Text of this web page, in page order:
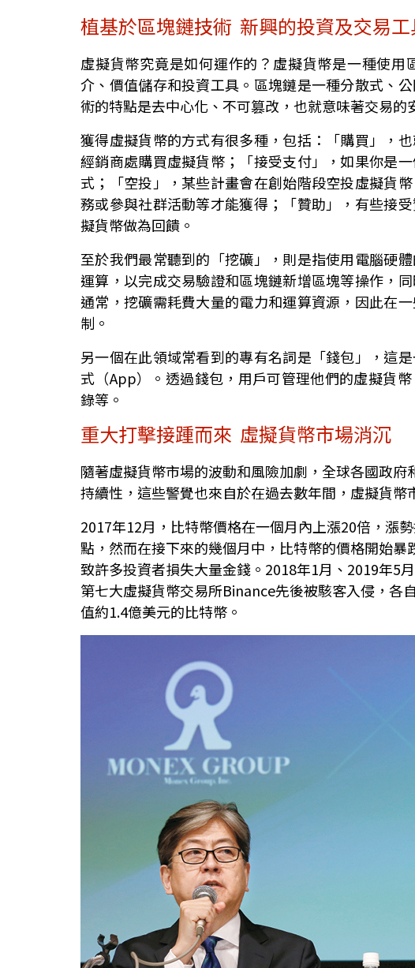
植基於區塊鏈技術 新興的投資及交易
虛擬貨幣究竟是如何運作的？虛擬貨幣是一種使
介、價值儲存和投資工具。區塊鏈是一種分散式、
術的特點是去中心化、不可篡改，也就意味著交易的
獲得虛擬貨幣的方式有很多種，包括：「購買」，
經銷商處購買虛擬貨幣；「接受支付」，如果你是
式；「空投」，某些計畫會在創始階段空投虛擬貨
務或參與社群活動等才能獲得；「贊助」，有些接
擬貨幣做為回饋。
至於我們最常聽到的「挖礦」，則是指使用電腦硬
運算，以完成交易驗證和區塊鏈新增區塊等操作，
通常，挖礦需耗費大量的電力和運算資源，因此在
制。
另一個在此領域常看到的專有名詞是「錢包」，這
式（App）。透過錢包，用戶可管理他們的虛擬貨
錄等。
重大打擊接踵而來 虛擬貨幣市場消沉
隨著虛擬貨幣市場的波動和風險加劇，全球各國政
持續性，這些警覺也來自於在過去數年間，虛擬貨幣
2017年12月，比特幣價格在一個月內上漲20倍，漲
點，然而在接下來的幾個月中，比特幣的價格開始
致許多投資者損失大量金錢。2018年1月、2019年5
第七大虛擬貨幣交易所Binance先後被駭客入侵，各
值約1.4億美元的比特幣。